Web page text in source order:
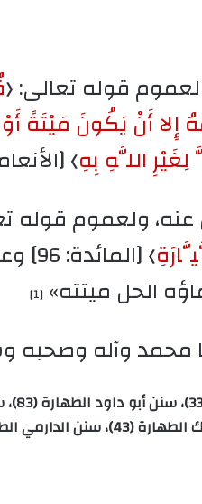
قوله تعالى: ﴿
أَنْ يَكُونَ مَيْتَةً
اللَّهِ بِهِ﴾ [الأنعام:
عنه، ولعموم قوله
﴾
الحل ميتته» [1]
محمد وآله وصحبه
1) سنن